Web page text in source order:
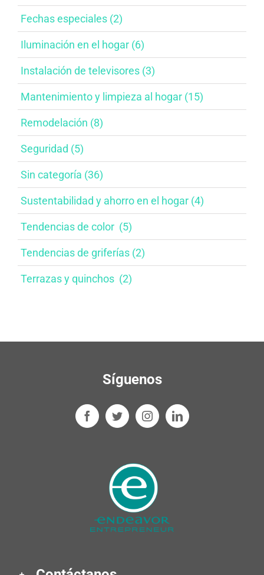
Fechas especiales​ (2)
Iluminación en el hogar​ (6)
Instalación de televisores​ (3)
Mantenimiento y limpieza al hogar​ (15)
Remodelación​ (8)
Seguridad (5)
Sin categoría (36)
Sustentabilidad y ahorro en el hogar​ (4)
Tendencias de color ​ (5)
Tendencias de griferías​ (2)
Terrazas y quinchos ​ (2)
Síguenos